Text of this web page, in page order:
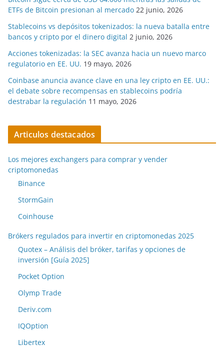
ETFs de Bitcoin presionan al mercado 22 junio, 2026
Stablecoins vs depósitos tokenizados: la nueva batalla entre
bancos y cripto por el dinero digital 2 junio, 2026
Acciones tokenizadas: la SEC avanza hacia un nuevo marco
regulatorio en EE. UU. 19 mayo, 2026
Coinbase anuncia avance clave en una ley cripto en EE. UU.:
el debate sobre recompensas en stablecoins podría
destrabar la regulación 11 mayo, 2026
Articulos destacados
Los mejores exchangers para comprar y vender
criptomonedas
Binance
StormGain
Coinhouse
Brókers regulados para invertir en criptomonedas 2025
Quotex – Análisis del bróker, tarifas y opciones de
inversión [Guía 2025]
Pocket Option
Olymp Trade
Deriv.com
IQOption
Libertex